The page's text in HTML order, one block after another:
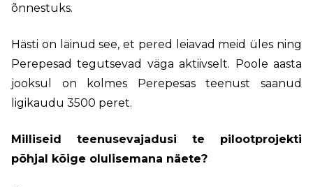
õnnestuks.
Hästi on läinud see, et pered leiavad meid üles ning
Perepesad tegutsevad väga aktiivselt. Poole aasta
jooksul on kolmes Perepesas teenust saanud
ligikaudu 3500 peret.
Milliseid teenusevajadusi te pilootprojekti
põhjal kõige olulisemana näete?